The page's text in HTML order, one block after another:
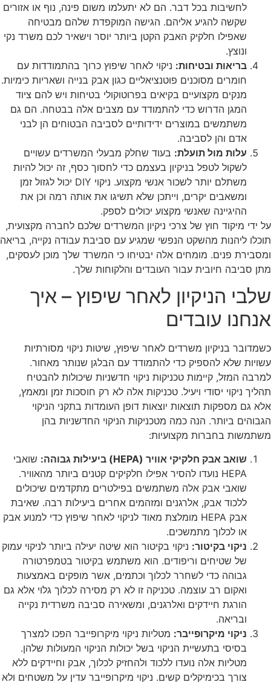
לחשיבות בכל דבר. הם לא יתעלמו משום פינה, נוף או אזורים
שקשה להגיע אליהם. הגישה המוקפדת שלהם מבטיחה
שאפילו חלקיק האבק הקטן ביותר יוסר וישאיר לכם משרד נקי
ונוצץ.
בריאות ובטיחות: ניקוי לאחר שיפוץ כרוך בהתמודדות עם
חומרים מסוכנים פוטנציאליים כגון אבק בנייה ושאריות כימיות.
מנקים מקצועיים בקיאים בפרוטוקולי בטיחות ויש להם ציוד
המגן הדרוש כדי להתמודד עם מצבים אלה בבטחה. הם גם
משתמשים במוצרים ידידותיים לסביבה הבטוחים הן לבני
אדם והן לסביבה.
עלות מול תועלת: בעוד שחלק מבעלי המשרדים עשויים
לשקול לטפל בניקיון בעצמם כדי לחסוך כסף, זה יכול להיות
משתלם יותר לשכור אנשי מקצוע. ניקוי DIY יכול לגזול זמן
ומשאבים יקרים, וייתכן שלא תשיגו את אותה רמה וכן את
ההיגיינה שאנשי מקצוע יכולים לספק.
על ידי מיקוד חוץ של צרכי ניקיון המשרדים שלכם לחברה מקצועית,
תוכלו ליהנות מהשקט הנפשי שמגיע עם סביבת עבודה נקייה, בריאה
ומסבירת פנים. מומחים אלה יבטיחו כי המשרד שלך מוכן לעסקים,
מתן סביבה חיובית עבור העובדים והלקוחות שלך.
שלבי הניקיון לאחר שיפוץ – איך
אנחנו עובדים
כשמדובר בניקיון משרדים לאחר שיפוץ, שיטות ניקוי מסורתיות
עשויות שלא להספיק כדי להתמודד עם הבלגן שנותר מאחור.
למרבה המזל, קיימות טכניקות ניקוי חדשניות שיכולות להבטיח
תהליך ניקוי יסודי ויעיל. טכניקות אלה לא רק חוסכות זמן ומאמץ,
אלא גם מספקות תוצאות יוצאות דופן העומדות בתקני הניקוי
הגבוהים ביותר. הנה כמה מטכניקות הניקוי החדשניות בהן
משתמשות בחברות מקצועיות:
שואב אבק חלקיקי אוויר (HEPA) ביעילות גבוהה:
שואבי
HEPA נועדו להסיר אפילו חלקיקים קטנים ביותר מהאוויר.
שואבי אבק אלה משתמשים בפילטרים מתקדמים שיכולים
ללכוד אבק, אלרגנים ומזהמים אחרים ביעילות רבה. שאיבת
אבק HEPA מומלצת מאוד לניקוי לאחר שיפוץ כדי למנוע אבק
או לכלוך מתמשכים.
ניקוי בקיטור: ניקוי בקיטור הוא שיטה יעילה ביותר לניקוי עמוק
של שטיחים וריפודים. הוא משתמש בקיטור בטמפרטורה
גבוהה כדי לשחרר לכלוך וכתמים, אשר מופקים באמצעות
ואקום רב עוצמה. טכניקה זו לא רק מסירה לכלוך גלוי אלא גם
הורגת חיידקים ואלרגנים, ומשאירה סביבה משרדית נקייה
ובריאה.
ניקוי מיקרופייבר: מטליות ניקוי מיקרופייבר הפכו למצרך
בסיסי בתעשיית הניקוי בשל יכולות הניקוי המעולות שלהן.
מטליות אלה נועדו ללכוד ולהחזיק לכלוך, אבק וחיידקים ללא
צורך בכימיקלים קשים. ניקוי מיקרופייבר עדין על משטחים ולא